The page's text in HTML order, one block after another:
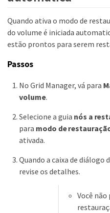
Quando ativa o modo de
do volume é iniciada
estão prontos para serem
Passos
No Grid Manager, vá para
volume.
Selecione a guia nós a
para modo de
ativada.
Quando a caixa de
revise os detalhes.
Você